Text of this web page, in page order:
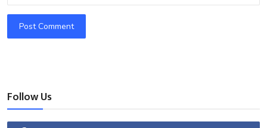
Post Comment
Follow Us